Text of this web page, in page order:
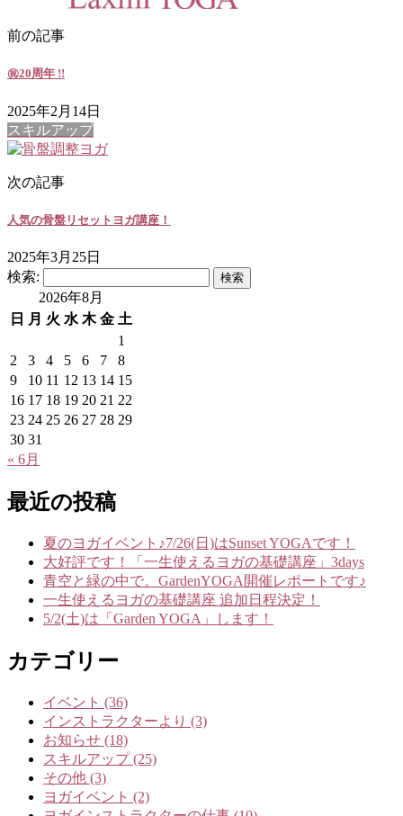
前の記事
㊗20周年 !!
2025年2月14日
スキルアップ
次の記事
人気の骨盤リセットヨガ講座！
2025年3月25日
検索:
2026年8月
日
月 火 水 木 金 土
1
2
3 4 5 6 7
8
9
10 11 12 13 14 15
16 17 18 19 20 21 22
23 24 25 26 27 28 29
30 31
« 6月
最近の投稿
夏のヨガイベント♪7/26(日)はSunset YOGAです！
大好評です！「一生使えるヨガの基礎講座」3days
青空と緑の中で。GardenYOGA開催レポートです♪
一生使えるヨガの基礎講座 追加日程決定！
5/2(土)は「Garden YOGA」します！
カテゴリー
イベント (36)
インストラクターより (3)
お知らせ (18)
スキルアップ (25)
その他 (3)
ヨガイベント (2)